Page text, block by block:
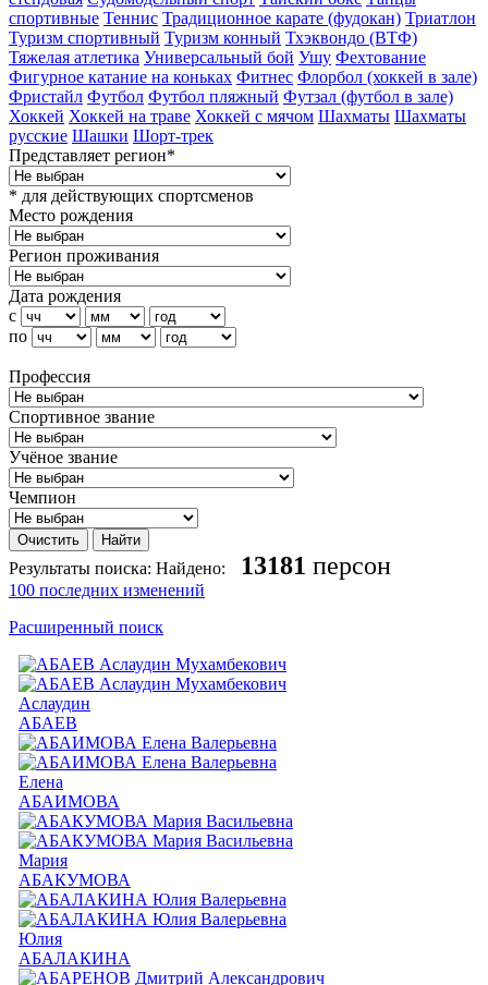
спортивные Теннис Традиционное карате (фудокан) Триатлон
Туризм cпортивный Туризм конный Тхэквондо (ВТФ)
Тяжелая атлетика Универсальный бой Ушу Фехтование
Фигурное катание на коньках Фитнес Флорбол (хоккей в зале)
Фристайл Футбол Футбол пляжный Футзал (футбол в зале)
Хоккей Хоккей на траве Хоккей с мячом Шахматы Шахматы
русские Шашки Шорт-трек
Представляет регион*
* для действующих спортсменов
Место рождения
Регион проживания
Дата рождения
с
по
Профессия
Спортивное звание
Учёное звание
Чемпион
Результаты поиска: Найдено: 13181 персон
100 последних изменений
Расширенный поиск
Аслаудин
АБАЕВ
Елена
АБАИМОВА
Мария
АБАКУМОВА
Юлия
АБАЛАКИНА